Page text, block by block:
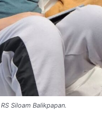
Siloam Balikpapan.